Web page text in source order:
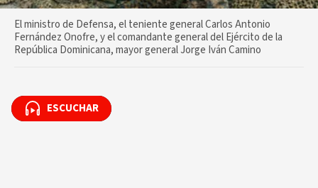
El ministro de Defensa, el teniente general Carlos Antonio
Fernández Onofre, y el comandante general del Ejército de la
República Dominicana, mayor general Jorge Iván Camino
ESCUCHAR
ESCUCHAR